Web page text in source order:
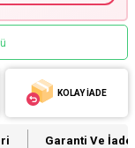
KOLAY İADE
Garanti Ve İade